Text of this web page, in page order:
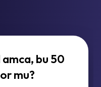
bu 50
mu?